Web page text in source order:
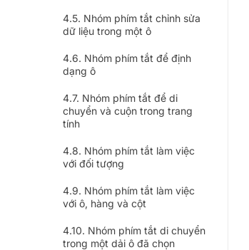
Nhóm phím tắt chỉnh sửa
dữ liệu trong một ô
Nhóm phím tắt để định
dạng ô
Nhóm phím tắt để di
chuyển và cuộn trong trang
tính
Nhóm phím tắt làm việc
với đối tượng
Nhóm phím tắt làm việc
với ô, hàng và cột
Nhóm phím tắt di chuyển
trong một dải ô đã chọn